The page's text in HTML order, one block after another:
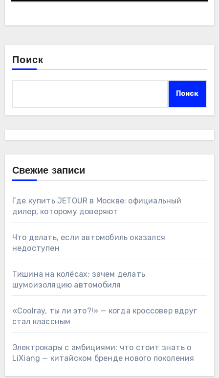
Поиск
Поиск
Свежие записи
Где купить JETOUR в Москве: официальный
дилер, которому доверяют
Что делать, если автомобиль оказался
недоступен
Тишина на колёсах: зачем делать
шумоизоляцию автомобиля
«Coolray, ты ли это?!» — когда кроссовер вдруг
стал классным
Электрокары с амбициями: что стоит знать о
LiXiang — китайском бренде нового поколения